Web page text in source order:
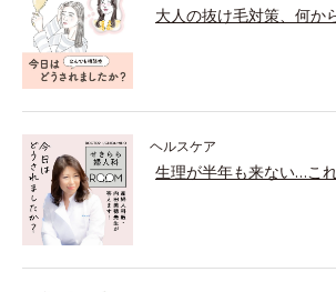
大人の抜け毛対策、何か
ヘルスケア
生理が半年も来ない…こ